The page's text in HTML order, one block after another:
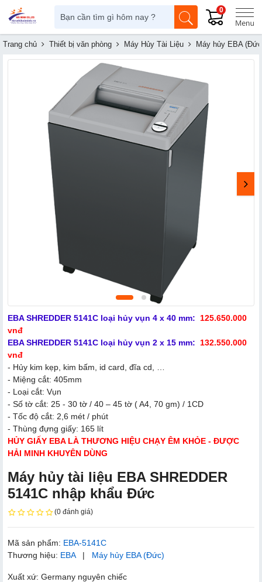
0
Trang chủ Thiết bị văn phòng Máy Hủy Tài Liệu Máy hủy EBA
EBA SHREDDER 5141C loại hủy vụn 4 x 40 mm:
125.650.000
vnđ
EBA SHREDDER 5141C loại hủy vụn 2 x 15 mm:
132.550.000
vnđ
- Hủy kim kẹp, kim bấm, id card, đĩa cd, …
- Miệng cắt: 405mm
- Loại cắt: Vụn
- Số tờ cắt: 25 - 30 tờ / 40 – 45 tờ ( A4, 70 gm) / 1CD
- Tốc độ cắt: 2,6 mét / phút
- Thùng đựng giấy: 165 lít
HỦY GIẤY EBA LÀ THƯƠNG HIỆU CHẠY ÊM KHỎE - ĐƯỢC
HẢI MINH KHUYÊN DÙNG
Máy hủy tài liệu EBA SHREDDER
5141C nhập khẩu Đức
(0 đánh giá)
Mã sản phẩm: EBA-5141C
Thương hiệu: EBA| Máy hủy EBA (Đức)
Xuất xứ: Germany nguyên chiếc